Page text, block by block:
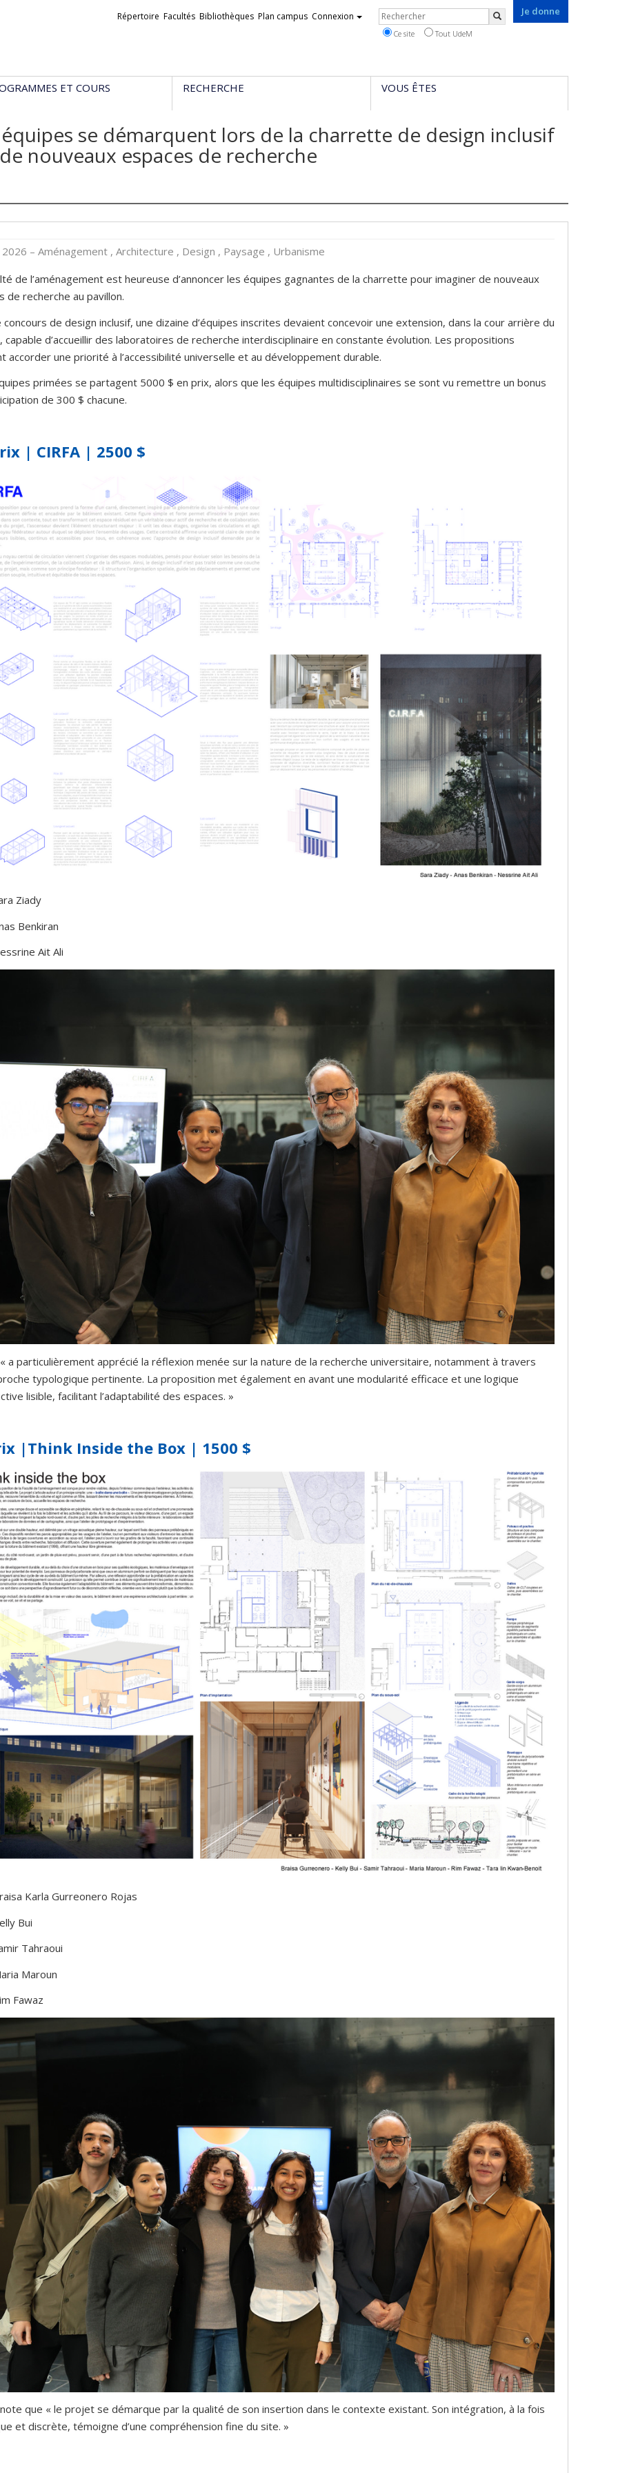
Je donne
Liens
Répertoire Facultés Bibliothèques Plan campus Connexion Rechercher
Ce site Tout UdeM
ET COURS RECHERCHE VOUS ÊTES
se démarquent lors de la charrette de design inclusif
nouveaux espaces de recherche
– Aménagement , Architecture , Design , Paysage , Urbanisme
de l’aménagement est heureuse d’annoncer les équipes gagnantes de la charrette pour imaginer de nouveaux
de recherche au pavillon.
concours de design inclusif, une dizaine d’équipes inscrites devaient concevoir une extension, dans la cour arrière du
capable d’accueillir des laboratoires de recherche interdisciplinaire en constante évolution. Les propositions
accorder une priorité à l’accessibilité universelle et au développement durable.
primées se partagent 5000 $ en prix, alors que les équipes multidisciplinaires se sont vu remettre un bonus
de 300 $ chacune.
| CIRFA | 2500 $
Ziady
Benkiran
Ait Ali
a particulièrement apprécié la réflexion menée sur la nature de la recherche universitaire, notamment à travers
typologique pertinente. La proposition met également en avant une modularité efficace et une logique
lisible, facilitant l’adaptabilité des espaces. »
|Think Inside the Box | 1500 $
Karla Gurreonero Rojas
Bui
Tahraoui
Maroun
Fawaz
que « le projet se démarque par la qualité de son insertion dans le contexte existant. Son intégration, à la fois
et discrète, témoigne d’une compréhension fine du site. »